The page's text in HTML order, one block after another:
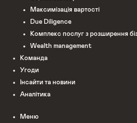
Максимізація вартості
Due Diligence
Комплекс послуг з розширення
Wealth management
Команда
Угоди
Інсайти та новини
Аналітика
Меню